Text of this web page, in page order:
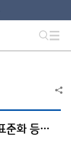
2014년 하반기 기상관측시설 표준화 등급(정보공개)